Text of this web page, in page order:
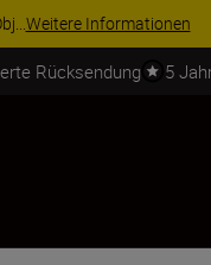
Weitere Informationen
Rücksendung 5